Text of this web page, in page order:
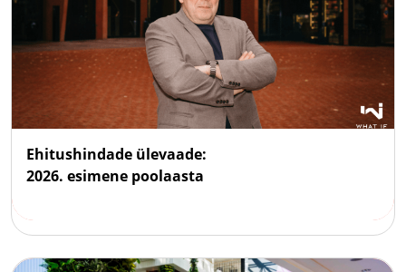
Ehitushindade ülevaade:
2026. esimene poolaasta